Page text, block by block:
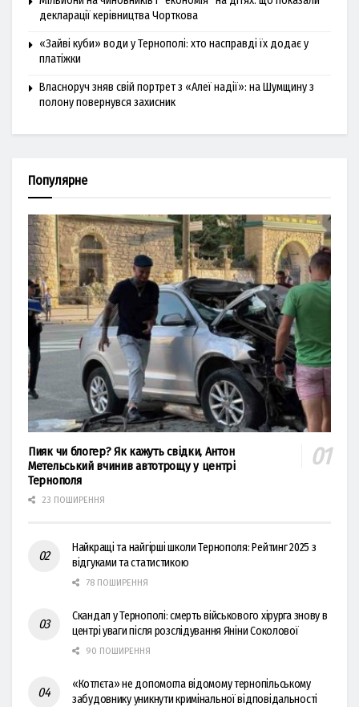
декларації керівництва Чорткова
«Зайві куби» води у Тернополі: хто насправді їх додає у
платіжки
Власноруч зняв свій портрет з «Алеї надії»: на Шумщину з
полону повернувся захисник
Популярне
Пияк чи блогер? Як кажуть свідки, Антон
Метельський вчинив автотрощу у центрі
Тернополя
23 ПОШИРЕННЯ
Найкращі та найгірші школи Тернополя: Рейтинг 2025 з
відгуками та статистикою
78 ПОШИРЕННЯ
Скандал у Тернополі: смерть військового хірурга знову в
центрі уваги після розслідування Яніни Соколової
90 ПОШИРЕННЯ
«Котлєта» не допомогла відомому тернопільському
забудовнику уникнути кримінальної відповідальності